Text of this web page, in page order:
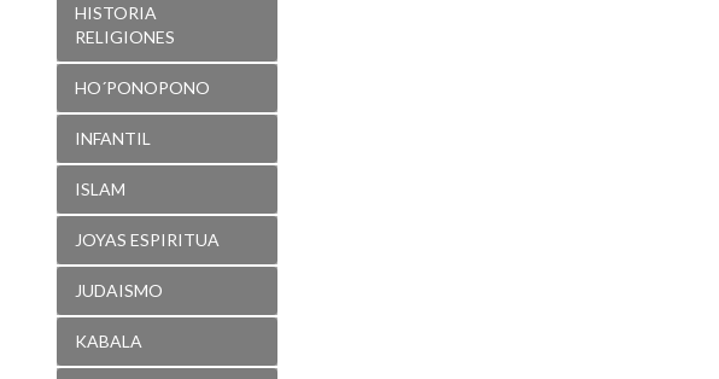
HISTORIA
RELIGIONES
HO´PONOPONO
INFANTIL
ISLAM
JOYAS ESPIRITUA
JUDAISMO
KABALA